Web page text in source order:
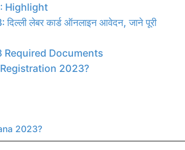
Highlight
लेबर कार्ड ऑनलाइन आवेदन, जाने पूरी
Required Documents
2023?
2023?